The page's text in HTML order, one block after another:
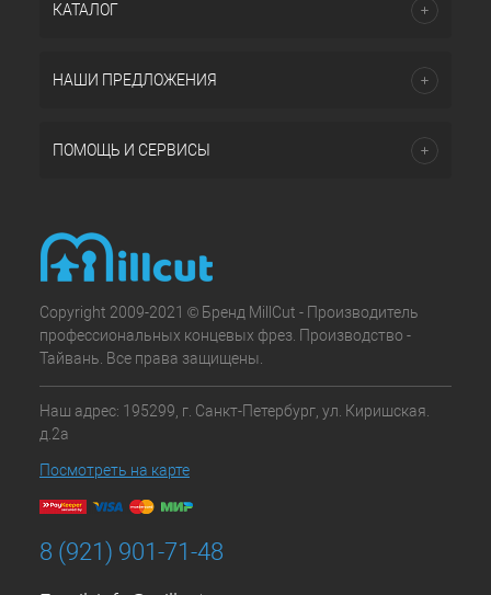
КАТАЛОГ
НАШИ ПРЕДЛОЖЕНИЯ
ПОМОЩЬ И СЕРВИСЫ
Copyright 2009-2021 © Бренд MillCut - Производитель
профессиональных концевых фрез. Производство -
Тайвань. Все права защищены.
Наш адрес: 195299, г. Санкт-Петербург, ул. Киришская.
д.2а
Посмотреть на карте
8 (921) 901-71-48